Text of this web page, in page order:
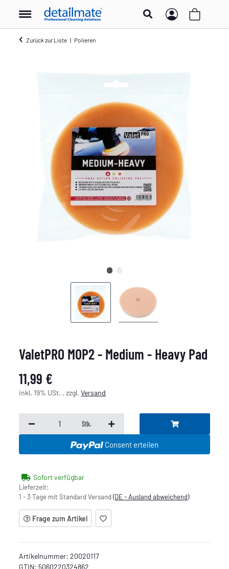
Zurück zur Liste Polieren
ValetPRO MOP2 - Medium - Heavy Pad
11,99 €
inkl. 19% USt. , zzgl.Versand
Stk.
Consent erteilen
Sofort verfügbar
Lieferzeit:
1 - 3 Tage mit Standard Versand(DE - Ausland abweichend)
Frage zum Artikel
Artikelnummer:20020117
GTIN: 5060220324862